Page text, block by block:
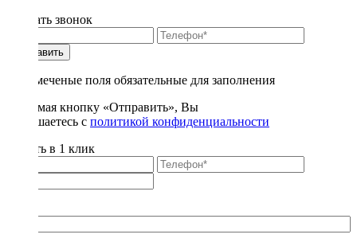
Заказать звонок
Отправить
* - отмеченые поля обязательные для заполнения
Нажимая кнопку «Отправить», Вы
соглашаетесь с политикой конфиденциальности
Купить в 1 клик